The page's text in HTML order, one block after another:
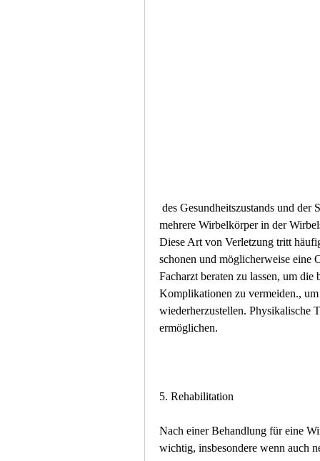
mehrere Wirbelkörper in der
Diese Art von Verletzung tritt
schonen und möglicherweise eine
Facharzt beraten zu lassen, um
Komplikationen zu vermeiden.,
wiederherzustellen. Physikalische
ermöglichen.
5. Rehabilitation
Nach einer Behandlung für eine
wichtig, insbesondere wenn auch